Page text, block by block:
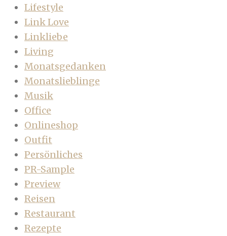
Lifestyle
Link Love
Linkliebe
Living
Monatsgedanken
Monatslieblinge
Musik
Office
Onlineshop
Outfit
Persönliches
PR-Sample
Preview
Reisen
Restaurant
Rezepte